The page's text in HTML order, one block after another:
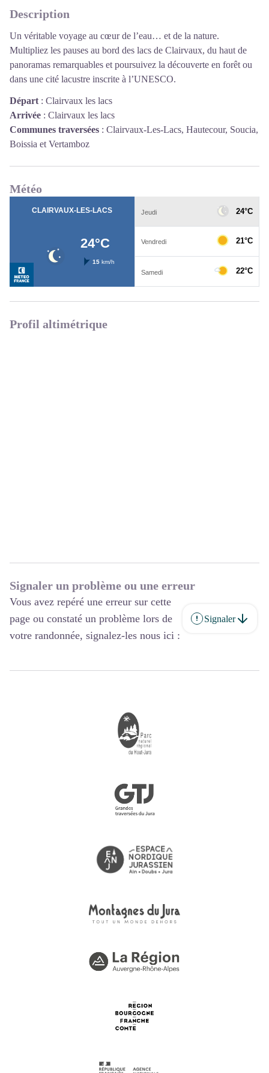
Description
Un véritable voyage au cœur de l’eau… et de la nature.
Multipliez les pauses au bord des lacs de Clairvaux, du haut de
panoramas remarquables et poursuivez la découverte en forêt ou
dans une cité lacustre inscrite à l’UNESCO.
Départ : Clairvaux les lacs
Arrivée : Clairvaux les lacs
Communes traversées : Clairvaux-Les-Lacs, Hautecour, Soucia,
Boissia et Vertamboz
Météo
Profil altimétrique
Signaler un problème ou une erreur
Vous avez repéré une erreur sur cette
page ou constaté un problème lors de
votre randonnée, signalez-les nous ici :
Signaler